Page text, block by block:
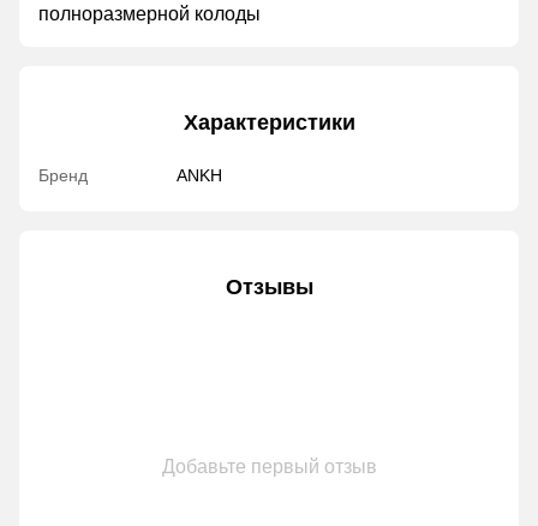
полноразмерной колоды
Характеристики
Бренд ANKH
Отзывы
Добавьте первый отзыв